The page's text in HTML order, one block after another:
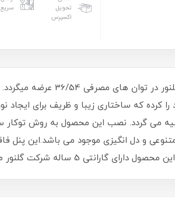
تحویل
اکسپرس
سریع
پنل سقفی 60*60
کرده که ساختاری زیبا و ظریف برای ایجاد
می گردد. نصب این محصول به روش
و دل انگیزی موجود می باشد.این پنل